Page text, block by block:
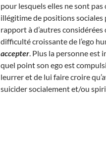
pour lesquels elles ne sont
illégitime de positions sociales
rapport à d’autres considérées
difficulté croissante de l’ego
accepter. Plus la personne est
quel point son ego est
leurrer et de lui faire croire
suicider socialement et/ou